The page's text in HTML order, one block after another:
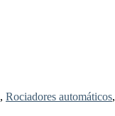
, Rociadores automáticos,